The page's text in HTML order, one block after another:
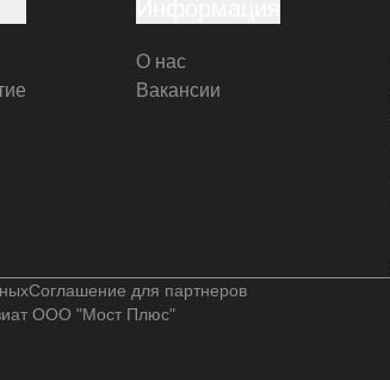
О нас
Вакансии
Соглашение для партнеров
ООО "Мост Плюс"